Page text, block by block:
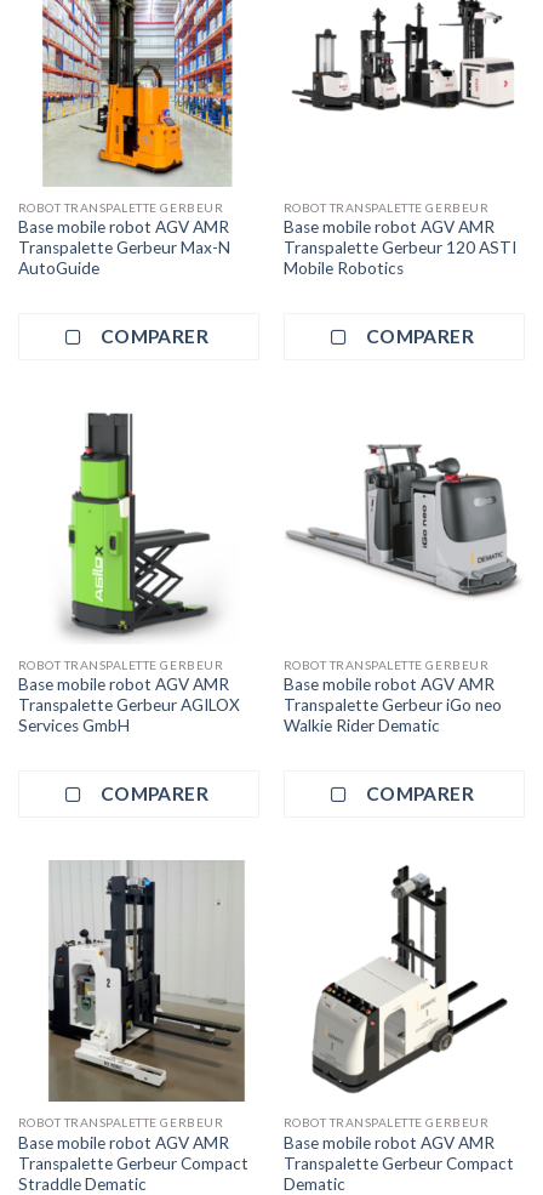
ROBOT TRANSPALETTE GERBEUR
Base mobile robot AGV AMR
Transpalette Gerbeur Max-N
AutoGuide
COMPARER
ROBOT TRANSPALETTE GERBEUR
Base mobile robot AGV AMR
Transpalette Gerbeur 120 ASTI
Mobile Robotics
COMPARER
ROBOT TRANSPALETTE GERBEUR
Base mobile robot AGV AMR
Transpalette Gerbeur AGILOX
Services GmbH
COMPARER
ROBOT TRANSPALETTE GERBEUR
Base mobile robot AGV AMR
Transpalette Gerbeur iGo neo
Walkie Rider Dematic
COMPARER
ROBOT TRANSPALETTE GERBEUR
Base mobile robot AGV AMR
Transpalette Gerbeur Compact
Straddle Dematic
ROBOT TRANSPALETTE GERBEUR
Base mobile robot AGV AMR
Transpalette Gerbeur Compact
Dematic